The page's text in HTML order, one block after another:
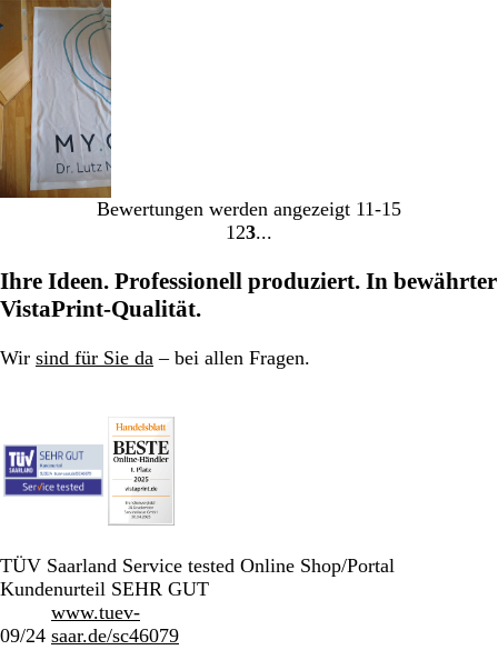
Bewertungen werden angezeigt 11-15
Gehe
Seite
1 Gehe
Seite
2 Gehe
Seite
3
Ihre Ideen. Professionell produziert. In bewährter
VistaPrint-Qualität.
Wir sind für Sie da – bei allen Fragen.
TÜV Saarland Service tested Online Shop/Portal
Kundenurteil SEHR GUT
09/24
www.tuev-
saar.de/sc46079